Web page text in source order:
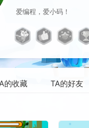
爱编程，爱小码！
的收藏 TA的好友